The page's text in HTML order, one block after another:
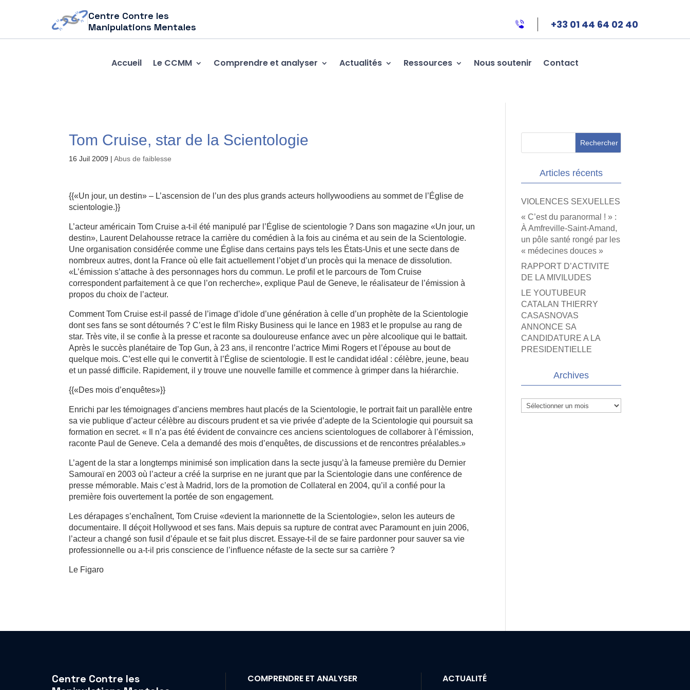
Centre Contre les
Manipulations Mentales
+33 01 44 64 02 40
Accueil Le CCMM Comprendre et analyser Actualités Ressources Nous soutenir Contact
Tom Cruise, star de la Scientologie
16 Juil 2009 |Abus de faiblesse
{{«Un jour, un destin» – L’ascension de l’un des plus grands acteurs hollywoodiens au sommet de l’Église de
scientologie.}}
L’acteur américain Tom Cruise a-t-il été manipulé par l’Église de scientologie ? Dans son magazine «Un jour, un
destin», Laurent Delahousse retrace la carrière du comédien à la fois au cinéma et au sein de la Scientologie.
Une organisation considérée comme une Église dans certains pays tels les États-Unis et une secte dans de
nombreux autres, dont la France où elle fait actuellement l’objet d’un procès qui la menace de dissolution.
«L’émission s’attache à des personnages hors du commun. Le profil et le parcours de Tom Cruise
correspondent parfaitement à ce que l’on recherche», explique Paul de Geneve, le réalisateur de l’émission à
propos du choix de l’acteur.
Comment Tom Cruise est-il passé de l’image d’idole d’une génération à celle d’un prophète de la Scientologie
dont ses fans se sont détournés ? C’est le film Risky Business qui le lance en 1983 et le propulse au rang de
star. Très vite, il se confie à la presse et raconte sa douloureuse enfance avec un père alcoolique qui le battait.
Après le succès planétaire de Top Gun, à 23 ans, il rencontre l’actrice Mimi Rogers et l’épouse au bout de
quelque mois. C’est elle qui le convertit à l’Église de scientologie. Il est le candidat idéal : célèbre, jeune, beau
et un passé difficile. Rapidement, il y trouve une nouvelle famille et commence à grimper dans la hiérarchie.
{{«Des mois d’enquêtes»}}
Enrichi par les témoignages d’anciens membres haut placés de la Scientologie, le portrait fait un parallèle entre
sa vie publique d’acteur célèbre au discours prudent et sa vie privée d’adepte de la Scientologie qui poursuit sa
formation en secret. « Il n’a pas été évident de convaincre ces anciens scientologues de collaborer à l’émission,
raconte Paul de Geneve. Cela a demandé des mois d’enquêtes, de discussions et de rencontres préalables.»
L’agent de la star a longtemps minimisé son implication dans la secte jusqu’à la fameuse première du Dernier
Samouraï en 2003 où l’acteur a créé la surprise en ne jurant que par la Scientologie dans une conférence de
presse mémorable. Mais c’est à Madrid, lors de la promotion de Collateral en 2004, qu’il a confié pour la
première fois ouvertement la portée de son engagement.
Les dérapages s’enchaînent, Tom Cruise «devient la marionnette de la Scientologie», selon les auteurs de
documentaire. Il déçoit Hollywood et ses fans. Mais depuis sa rupture de contrat avec Paramount en juin 2006,
l’acteur a changé son fusil d’épaule et se fait plus discret. Essaye-t-il de se faire pardonner pour sauver sa vie
professionnelle ou a-t-il pris conscience de l’influence néfaste de la secte sur sa carrière ?
Le Figaro
Articles récents
VIOLENCES SEXUELLES
« C’est du paranormal ! » :
À Amfreville-Saint-Amand,
un pôle santé rongé par les
« médecines douces »
RAPPORT D’ACTIVITE
DE LA MIVILUDES
LE YOUTUBEUR
CATALAN THIERRY
CASASNOVAS
ANNONCE SA
CANDIDATURE A LA
PRESIDENTIELLE
Archives
Archives
Centre Contre les
COMPRENDRE ET ANALYSER ACTUALITÉ